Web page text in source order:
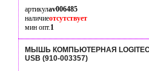
артикулav006485
наличиеотсутствует
мин опт.1
МЫШЬ КОМПЬЮТЕРНАЯ
USB (910-003357)